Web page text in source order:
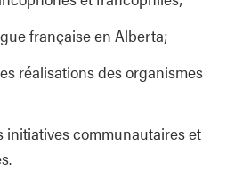
française en Alberta;
réalisations des organismes
initiatives communautaires et